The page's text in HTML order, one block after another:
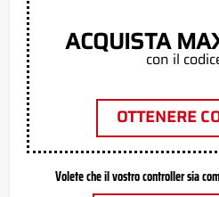
ACQUISTA
con il
OTTENERE
Volete che il vostro controller sia